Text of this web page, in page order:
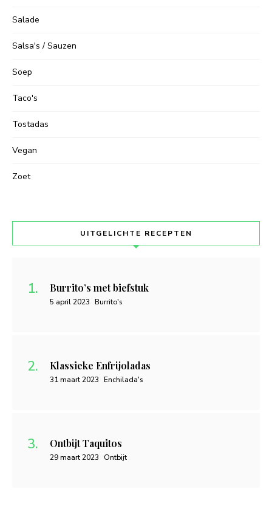
Salade
Salsa's / Sauzen
Soep
Taco's
Tostadas
Vegan
Zoet
UITGELICHTE RECEPTEN
Burrito’s met biefstuk
5 april 2023 Burrito's
Klassieke Enfrijoladas
31 maart 2023 Enchilada's
Ontbijt Taquitos
29 maart 2023 Ontbijt